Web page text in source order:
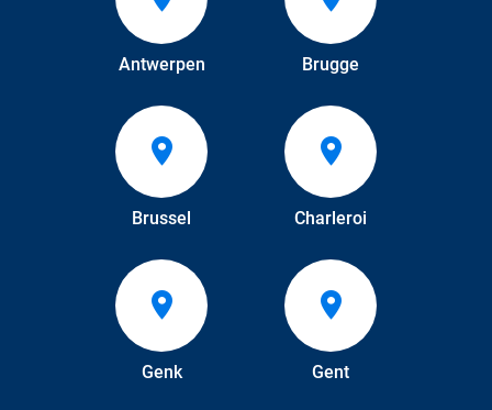
Antwerpen Brugge
Brussel Charleroi
Genk Gent